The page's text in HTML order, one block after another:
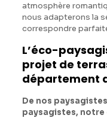
atmosphère
nous adapterons la
correspondre
L’éco-
projet de
département
De nos
paysagistes, notre